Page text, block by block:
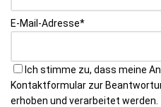
E-Mail-Adresse*
Ich stimme zu, dass meine
Kontaktformular zur
erhoben und verarbeitet werden.